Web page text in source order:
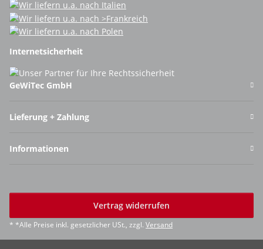
Internetsicherheit
GeWiTec GmbH
Lieferung + Zahlung
Informationen
Vertrag widerrufen
* *Alle Preise inkl. gesetzlicher USt., zzgl. Versand